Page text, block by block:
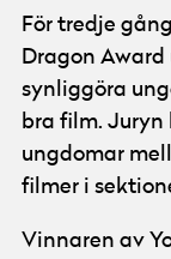
För tredje
Dragon
synliggöra
bra film.
ungdomar
filmer i
Vinnaren av